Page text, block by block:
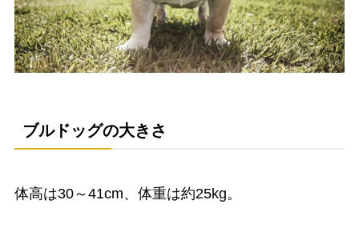
ブルドッグの大きさ
体高は30～41cm、体重は約25kg。